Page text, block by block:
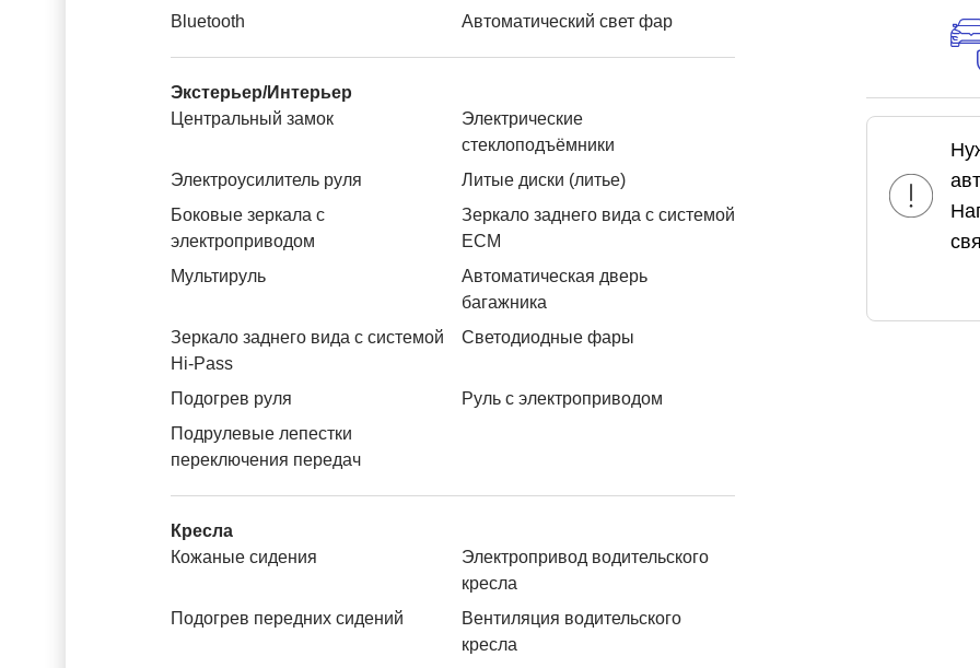
Bluetooth
Автоматический свет фар
Экстерьер/Интерьер
Центральный замок
Электрические
стеклоподъёмники
Электроусилитель руля
Литые диски (литье)
Боковые зеркала с
электроприводом
Зеркало заднего вида с системой
ЕСМ
Мультируль
Автоматическая дверь
багажника
Зеркало заднего вида с системой
Hi-Pass
Светодиодные фары
Подогрев руля
Руль с электроприводом
Подрулевые лепестки
переключения передач
Кресла
Кожаные сидения
Электропривод водительского
кресла
Подогрев передних сидений
Вентиляция водительского
кресла